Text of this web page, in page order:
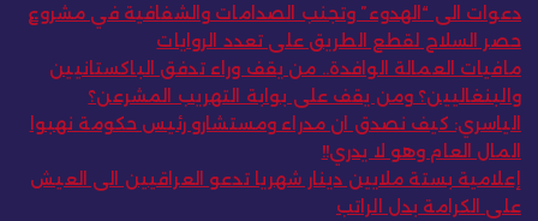
دعوات الى “الهدوء” وتجنب الصدامات والشفافية في مشروع
حصر السلاح لقطع الطريق على تعدد الروايات
مافيات العمالة الوافدة.. من يقف وراء تدفق الباكستانيين
والبنغاليين؟ ومن يقف على بوابة التهريب المشرعن؟
الياسري: كيف نصدق ان مدراء ومستشارو رئيس حكومة نهبوا
المال العام وهو لا يدري!!
إعلامية بستة ملايين دينار شهريا تدعو العراقيين الى العيش
على الكرامة بدل الراتب